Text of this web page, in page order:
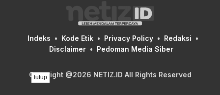
Indeks Kode Etik Privacy Policy
Redaksi
Disclaimer
Pedoman Media Siber
Copyright @2026 NETIZ.ID All Rights Reserved
tutup